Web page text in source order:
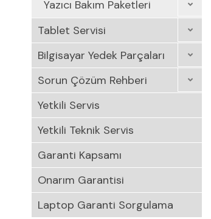
Yazıcı Bakım Paketleri
Tablet Servisi
Bilgisayar Yedek Parçaları
Sorun Çözüm Rehberi
Yetkili Servis
Yetkili Teknik Servis
Garanti Kapsamı
Onarım Garantisi
Laptop Garanti Sorgulama